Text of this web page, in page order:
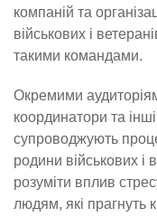
компаній та
військових і
такими командами.
Окремими
координатори та
супроводжують
родини військових і
розуміти вплив
людям, які прагнуть